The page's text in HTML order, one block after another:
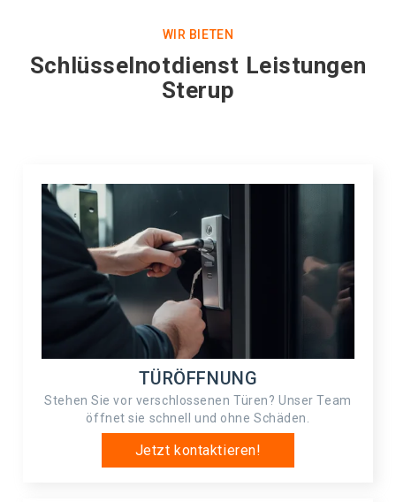
WIR BIETEN
Schlüsselnotdienst Leistungen
Sterup
TÜRÖFFNUNG
Stehen Sie vor verschlossenen Türen? Unser Team
öffnet sie schnell und ohne Schäden.
Jetzt kontaktieren!